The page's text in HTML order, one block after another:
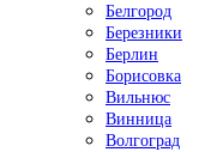
Белгород
Березники
Берлин
Борисовка
Вильнюс
Винница
Волгоград